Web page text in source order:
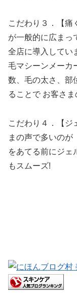
こだわり３．【痛
が一般的に広まっ
全店に導入してい
毛マシーンメーカ
数、毛の太さ、部
ることで お客さ
こだわり４．【ジ
まの声で多いのが
をあてる前にジェ
もスムーズ!